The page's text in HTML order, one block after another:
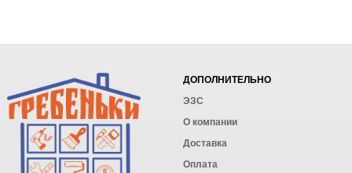
ДОПОЛНИТЕЛЬНО
ЭЗС
О компании
Доставка
Оплата